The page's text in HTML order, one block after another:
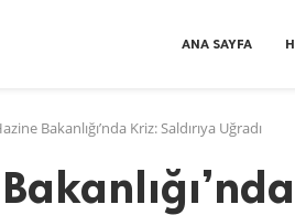
ANA SAYFA
Bakanlığı’nda Kriz: Saldırıya Uğradı